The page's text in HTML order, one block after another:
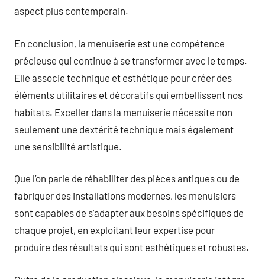
aspect plus contemporain.
En conclusion, la menuiserie est une compétence
précieuse qui continue à se transformer avec le temps.
Elle associe technique et esthétique pour créer des
éléments utilitaires et décoratifs qui embellissent nos
habitats. Exceller dans la menuiserie nécessite non
seulement une dextérité technique mais également
une sensibilité artistique.
Que l’on parle de réhabiliter des pièces antiques ou de
fabriquer des installations modernes, les menuisiers
sont capables de s’adapter aux besoins spécifiques de
chaque projet, en exploitant leur expertise pour
produire des résultats qui sont esthétiques et robustes.